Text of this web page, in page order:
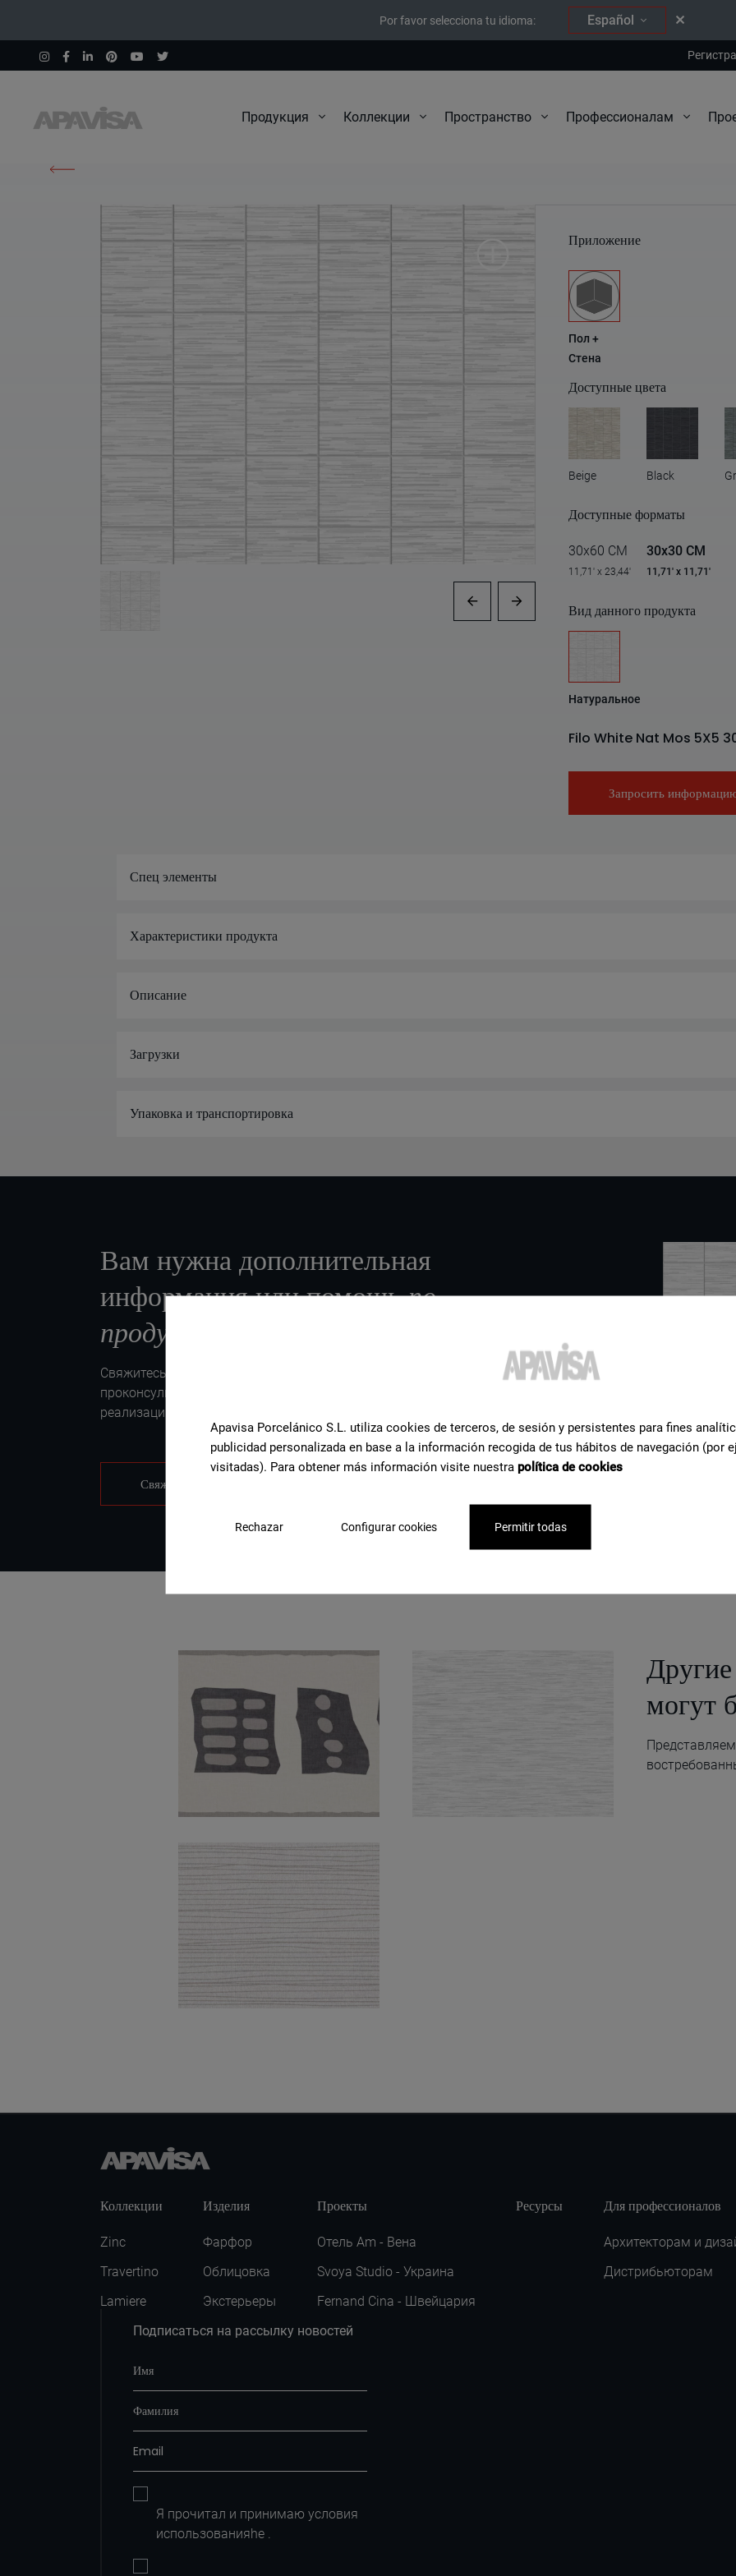
Por favor selecciona tu idioma: Español
Продукция Коллекции Пространство Профессионалам
Приложение
Пол +
Стена
Доступные цвета
Beige Black
Доступные форматы
30x60 CM
11,71' x 23,44'
30x30 CM
11,71' x 11,71'
Вид данного продукта
Натуральное
Filo White Nat Mos 5X5
Запросить
Спец элементы
Характеристики продукта
Описание
Загрузки
Упаковка и транспортировка
Вам нужна дополнительная
информация или помощьпо
продукту
Свяжитесь с командой специалистов Apavisa Porcelánico. Мы
проконсультируем Вас и поможем со всем, что нужно для
реализации проекта.
Свяжитесь с нами
Ethnic White Decor
50X100
Другие
могут
Коллекции
Zinc
Travertino
Lamiere
Изделия
Фарфор
Облицовка
Экстерьеры
Проекты
Отель Am - Вена
Svoya Studio - Украина
Fernand Cina - Швейцария
Ресурсы Для профессионалов
Архитекторам и
Дистрибьюторам
Подписаться на рассылку новостей
Я прочитал и принимаю условия
использованияhe .
Apavisa Porcelánico S.L. utiliza cookies de terceros, de sesión y persistentes para fines
publicidad personalizada en base a la información recogida de tus hábitos de navegación (por
visitadas). Para obtener más información visite nuestra política de cookies
Rechazar Configurar cookies Permitir todas